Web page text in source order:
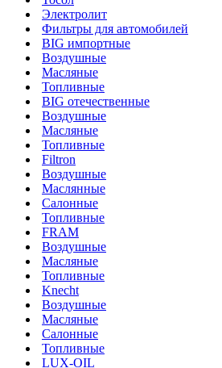
Электролит
Фильтры для автомобилей
BIG импортные
Воздушные
Масляные
Топливные
BIG отечественные
Воздушные
Масляные
Топливные
Filtron
Воздушные
Маслянные
Салонные
Топливные
FRAM
Воздушные
Масляные
Топливные
Knecht
Воздушные
Масляные
Салонные
Топливные
LUX-OIL